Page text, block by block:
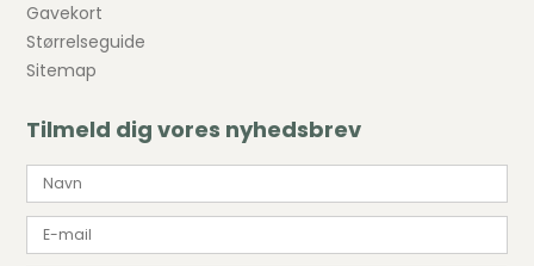
Gavekort
Størrelseguide
Sitemap
Tilmeld dig vores nyhedsbrev